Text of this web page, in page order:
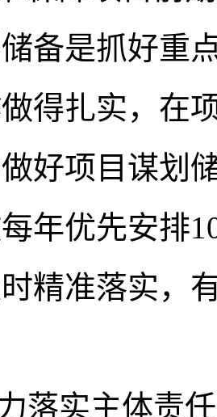
备是抓好重
得扎实，在
好项目谋划
年优先安排
精准落实，
落实主体责任